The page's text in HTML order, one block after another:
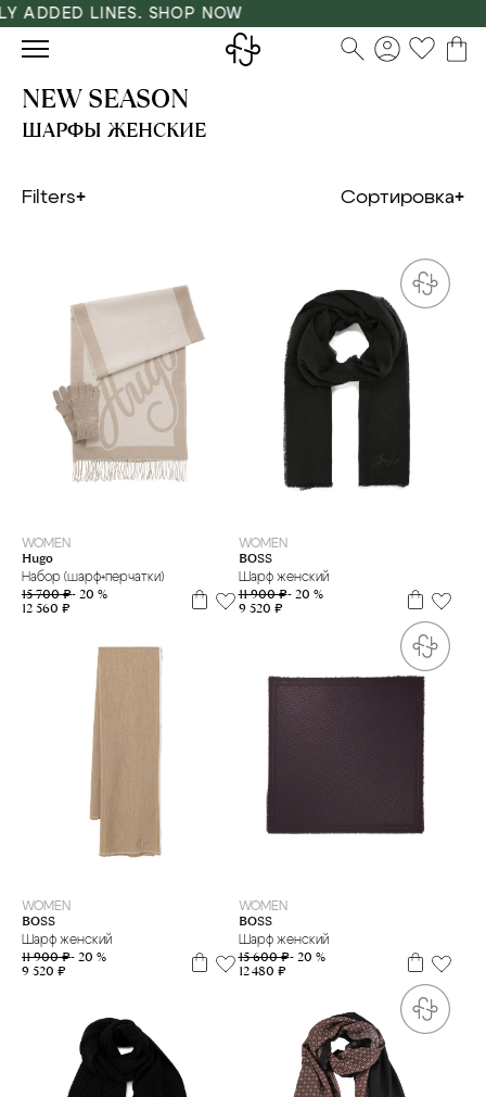
LINES. SHOP NOW
NEW SEASON
ШАРФЫ ЖЕНСКИЕ
Filters Сортировка
WOMEN
Hugo
Набор (шарф+перчатки)
15 700 ₽- 20 %
12 560 ₽
WOMEN
BOSS
Шарф женский
11 900 ₽- 20 %
9 520 ₽
WOMEN
BOSS
Шарф женский
11 900 ₽- 20 %
9 520 ₽
WOMEN
BOSS
Шарф женский
15 600 ₽- 20 %
12 480 ₽